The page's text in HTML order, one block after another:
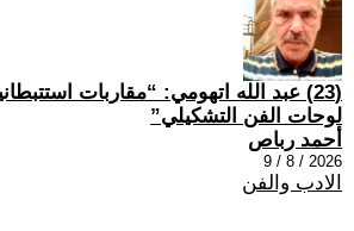
(23) عبد الله اتهومي: “مقاربات
لوحات الفن التشكيلي”
أحمد رباص
2026 / 8 / 9
الادب والفن